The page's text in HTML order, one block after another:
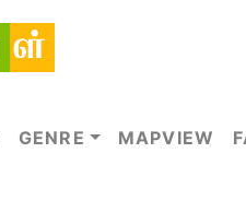
GENRE MAPVIEW